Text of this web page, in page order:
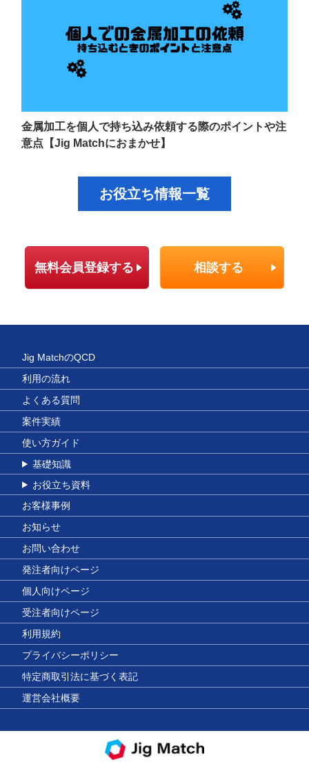
金属加工を個人で持ち込み依頼する際のポイントや注
意点【Jig Matchにおまかせ】
お役立ち情報一覧
無料会員登録する 相談する
Jig MatchのQCD
利用の流れ
よくある質問
案件実績
使い方ガイド
基礎知識
お役立ち資料
お客様事例
お知らせ
お問い合わせ
発注者向けページ
個人向けページ
受注者向けページ
利用規約
プライバシーポリシー
特定商取引法に基づく表記
運営会社概要